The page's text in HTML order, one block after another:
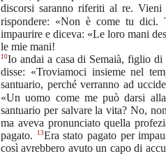
discorsi saranno riferiti al re. Vieni
rispondere: «Non è come tu dici.
impaurire e diceva: «Le loro mani
le mie mani!
10Io andai a casa di Semaià, figlio
disse: «Troviamoci insieme nel
santuario, perché verranno ad
«Un uomo come me può darsi
santuario per salvare la vita? No,
ma aveva pronunciato quella
pagato.
13Era stato pagato per
così avrebbero avuto un capo di